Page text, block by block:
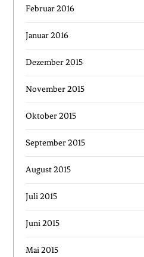
Februar 2016
Januar 2016
Dezember 2015
November 2015
Oktober 2015
September 2015
August 2015
Juli 2015
Juni 2015
Mai 2015